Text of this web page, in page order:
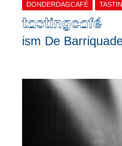
DONDERDAGCAFÉ
tastingcafé
ism De